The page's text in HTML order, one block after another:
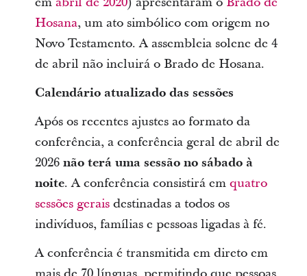
Hosana, um ato simbólico com origem no
Novo Testamento. A assembleia solene de 4
de abril não incluirá o Brado de Hosana.
Calendário atualizado das sessões
Após os recentes ajustes ao formato da
conferência, a conferência geral de abril de
2026 não terá uma sessão no sábado à
noite. A conferência consistirá em quatro
sessões geraisdestinadas a todos os
indivíduos, famílias e pessoas ligadas à fé.
A conferência é transmitida em direto em